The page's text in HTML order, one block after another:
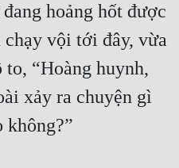
hoảng hốt được
chạy vội tới đây, vừa
to, “Hoàng huynh,
xảy ra chuyện gì
không?”